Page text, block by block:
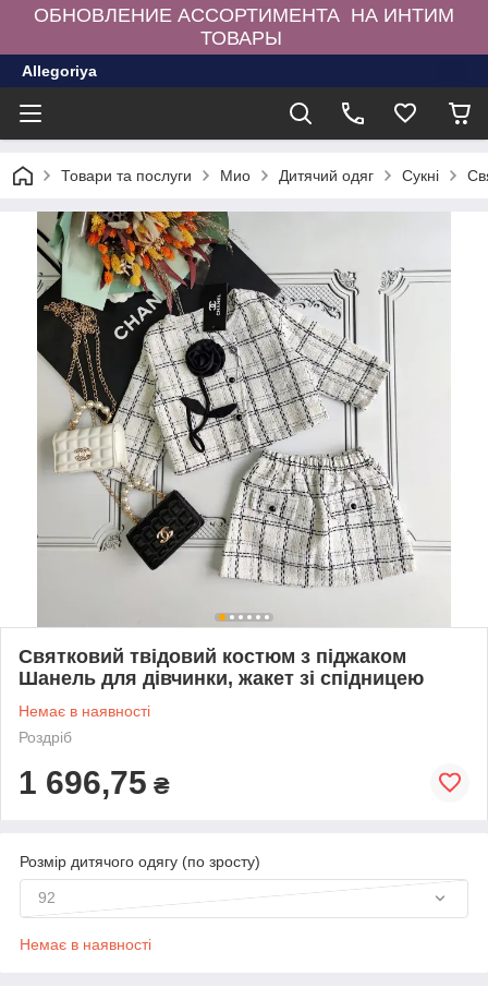
ОБНОВЛЕНИЕ АССОРТИМЕНТА НА ИНТИМ
ТОВАРЫ
Allegoriya
Товари та послуги Мио Дитячий одяг Сукні
Святковий твідовий костюм з піджаком
Шанель для дівчинки, жакет зі спідницею
Немає в наявності
Роздріб
1 696,75 ₴
Розмір дитячого одягу (по зросту)
92
Немає в наявності